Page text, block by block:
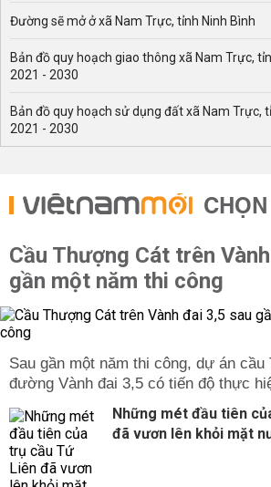
Đường sẽ mở ở xã Nam Trực, tỉnh Ninh Bình
Bản đồ quy hoạch giao thông xã Nam Trực,
2021 - 2030
Bản đồ quy hoạch sử dụng đất xã Nam Trực,
2021 - 2030
CHỌN
Cầu Thượng Cát trên
gần một năm thi công
Sau gần một năm thi công, dự án
đường Vành đai 3,5 có tiến độ thực
Những mét đầu tiên
đã vươn lên khỏi mặt